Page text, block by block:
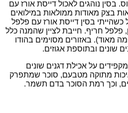
בסין נוהגים לאכול דייסת אורז עם
בצק מאודות ממולאות במילואים
כשהייתי בסין דייסת אורז עם פלפל
פלפל חריף. חייבת לציין שהמנה כלל
מאוד). באזורים מסוימים בהודו
שונים ובתוספת אגוזים.
על אכילת דגנים שונים
איכות מתוקה מטבעם, סוכר שמתפרק
וכך רמת הסוכר בדם תשמר.